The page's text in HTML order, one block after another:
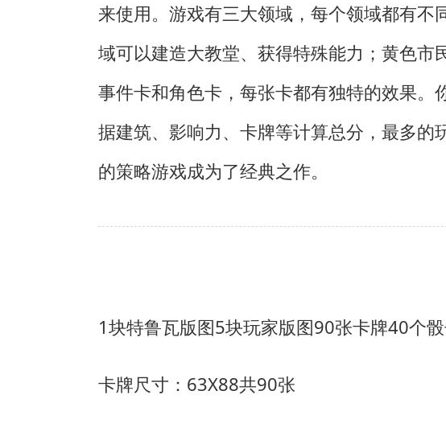
来使用。游戏有三大领域，每个领域都有
域可以建造大教堂、获得特殊能力；黄色市
事件卡和角色卡，每张卡都有独特的效果
据建筑、影响力、卡牌等计算总分，最多
的策略游戏成为了经典之作。
1块特鲁瓦版图5块玩家版图90张卡牌40个
卡牌尺寸：63X88共90张